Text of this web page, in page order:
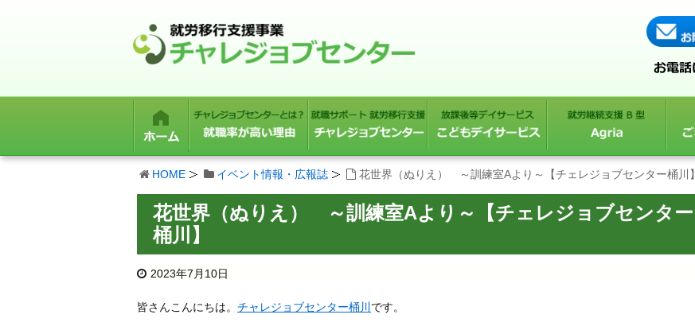
HOME イベント情報・広報誌 花世界（ぬりえ） ～訓練室Aより～【チェレジョブセンター桶川】
花世界（ぬりえ） ～訓練室Aより～【チェレジョブセンター
桶川】
2023年7月10日
皆さんこんにちは。 チャレジョブセンター桶川です。